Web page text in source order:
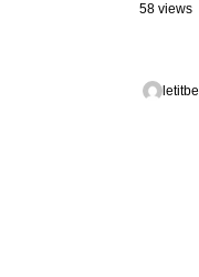
58 views
letitbe